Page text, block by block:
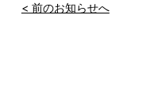
< 前のお知らせへ